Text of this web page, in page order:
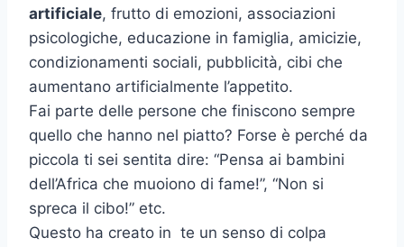
artificiale, frutto di emozioni, associazioni
psicologiche, educazione in famiglia, amicizie,
condizionamenti sociali, pubblicità, cibi che
aumentano artificialmente l’appetito.
Fai parte delle persone che finiscono sempre
quello che hanno nel piatto? Forse è perché da
piccola ti sei sentita dire: “Pensa ai bambini
dell’Africa che muoiono di fame!”, “Non si
spreca il cibo!” etc.
Questo ha creato in te un senso di colpa